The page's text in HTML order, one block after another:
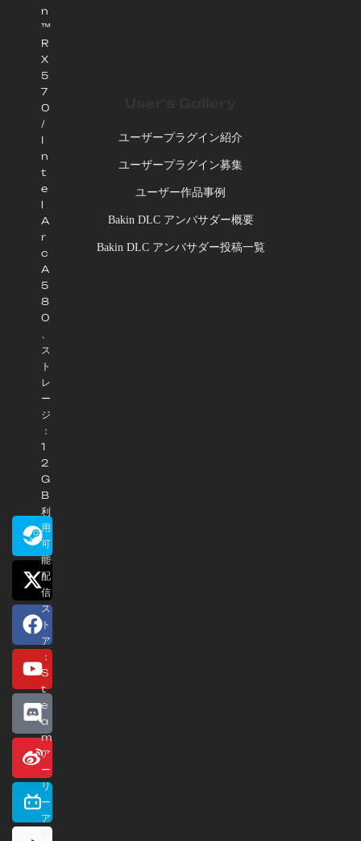
n
™
R
X
5
7
0
/
I
n
t
e
l
A
r
c
A
5
8
0
ス
ト
レ
ー
ジ
：
1
2
G
B
利
用
可
能
配
信
ス
ト
ア
：
S
t
e
a
m
ア
ー
リ
ー
ア
ユーザープラグイン紹介
ユーザープラグイン募集
ユーザー作品事例
Bakin DLC アンバサダー概要
Bakin DLC アンバサダー投稿一覧